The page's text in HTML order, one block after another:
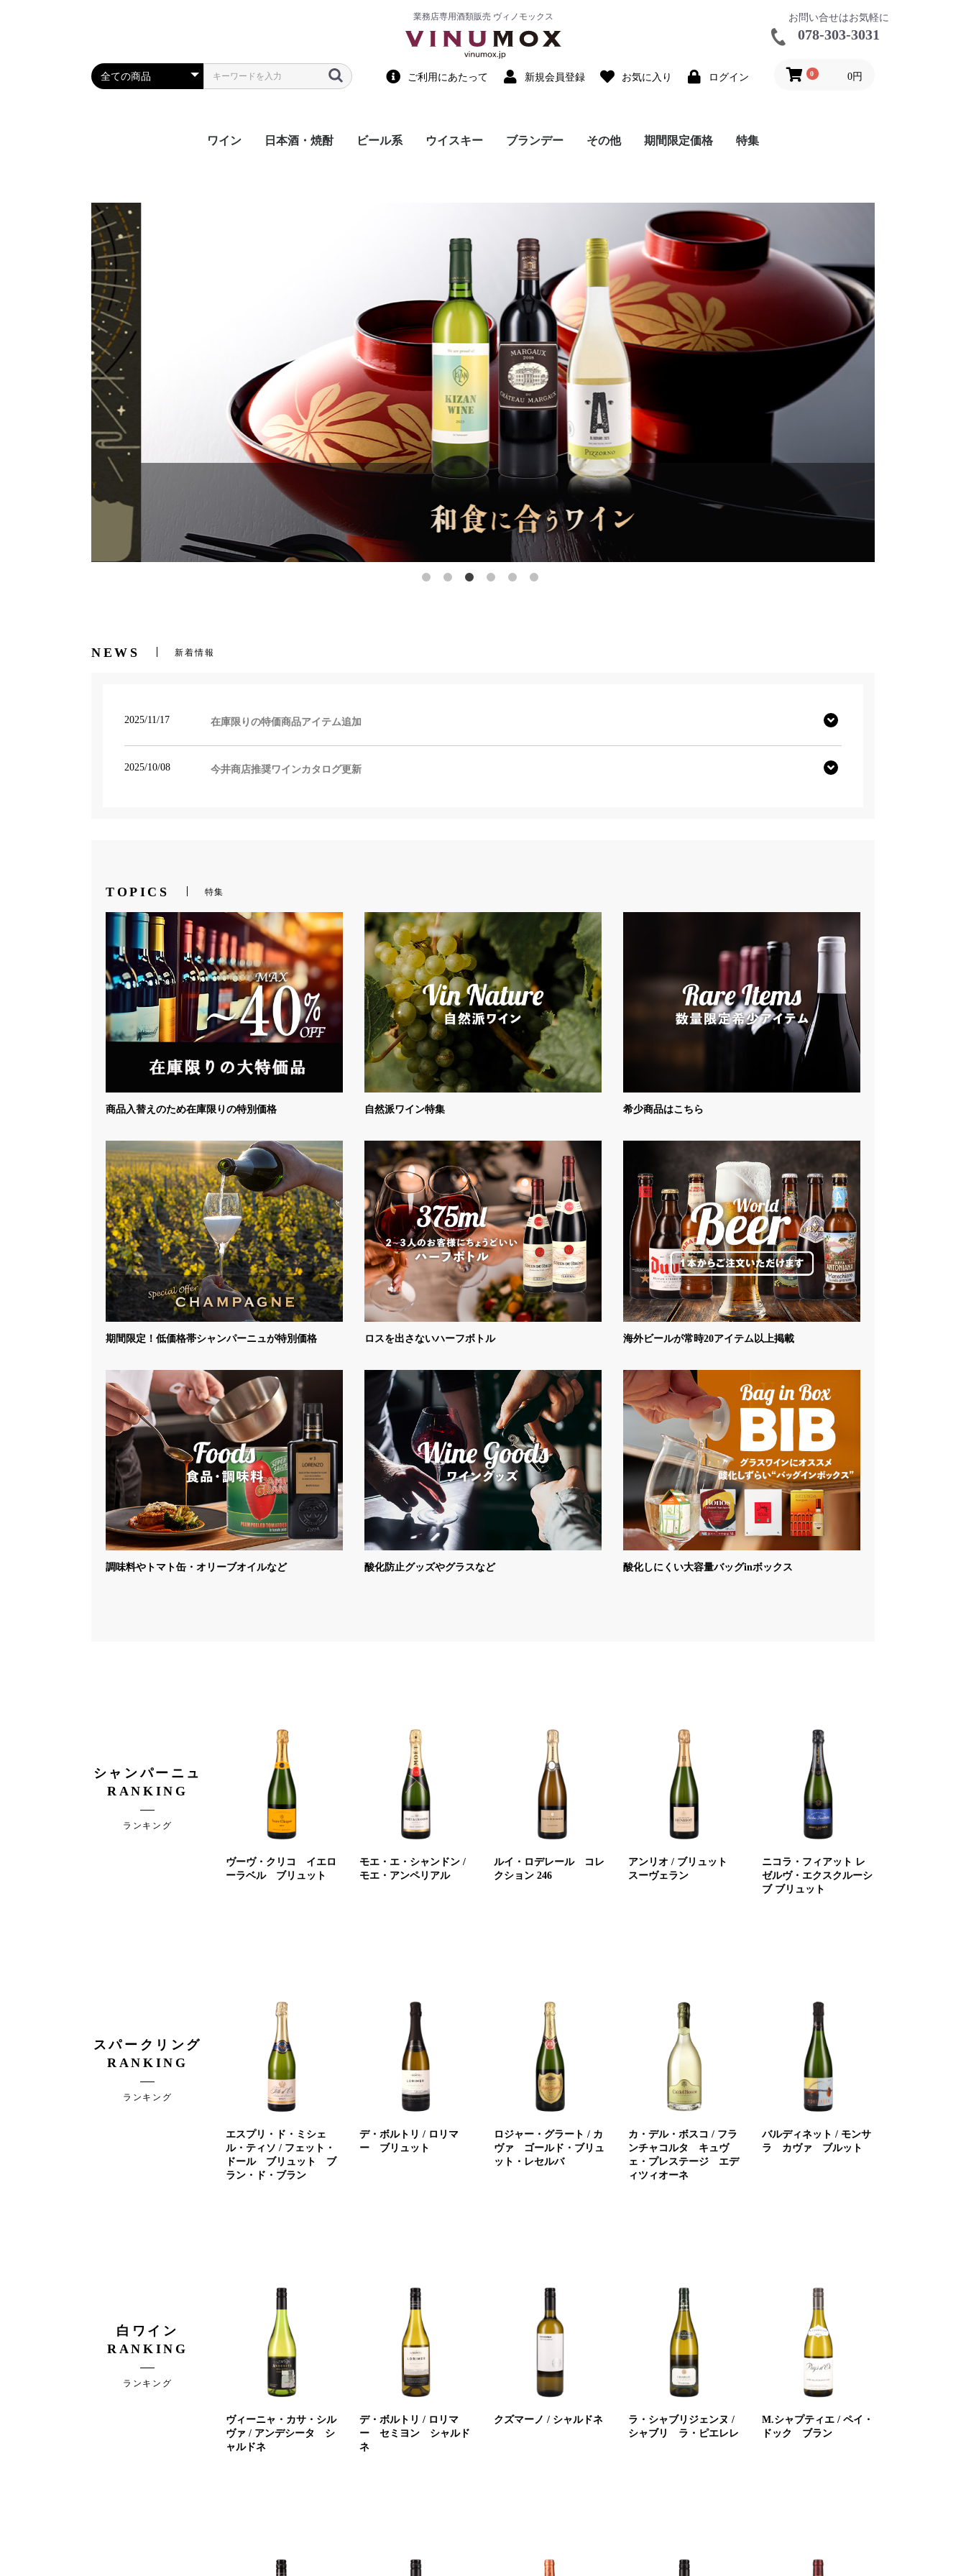
業務店専用酒類販売 ヴィノモックス お問い合せはお気軽に
078-303-3031
ご利用にあたって 新規会員登録 お気に入り ログイン 0 0円
ワイン 日本酒・焼酎 ビール系 ウイスキー ブランデー その他 期間限定価格 特集
NEWS 新着情報
2025/11/17 在庫限りの特価商品アイテム追加
2025/10/08 今井商店推奨ワインカタログ更新
TOPICS 特集
商品入替えのため在庫限りの特別価格 自然派ワイン特集 希少商品はこちら
期間限定！低価格帯シャンパーニュが特別価格 ロスを出さないハーフボトル 海外ビールが常時20アイテム以上掲載
調味料やトマト缶・オリーブオイルなど 酸化防止グッズやグラスなど 酸化しにくい大容量バッグinボックス
シャンパーニュ
RANKING
ランキング
ヴーヴ・クリコ イエロ
ーラベル ブリュット
モエ・エ・シャンドン /
モエ・アンペリアル
ルイ・ロデレール コレ
クション 246
アンリオ / ブリュット
スーヴェラン
ニコラ・フィアット レ
ゼルヴ・エクスクルーシ
ブ ブリュット
スパークリング
RANKING
ランキング
エスプリ・ド・ミシェ
ル・ティソ / フェット・
ドール ブリュット ブ
ラン・ド・ブラン
デ・ボルトリ / ロリマ
ー ブリュット
ロジャー・グラート / カ
ヴァ ゴールド・ブリュ
ット・レセルバ
カ・デル・ボスコ / フラ
ンチャコルタ キュヴ
ェ・プレステージ エデ
ィツィオーネ
バルディネット / モンサ
ラ カヴァ ブルット
白ワイン
RANKING
ランキング
ヴィーニャ・カサ・シル
ヴァ / アンデシータ シ
ャルドネ
デ・ボルトリ / ロリマ
ー セミヨン シャルド
ネ
クズマーノ / シャルドネ
ラ・シャブリジェンヌ /
シャブリ ラ・ピエレレ
M.シャプティエ / ペイ・
ドック ブラン